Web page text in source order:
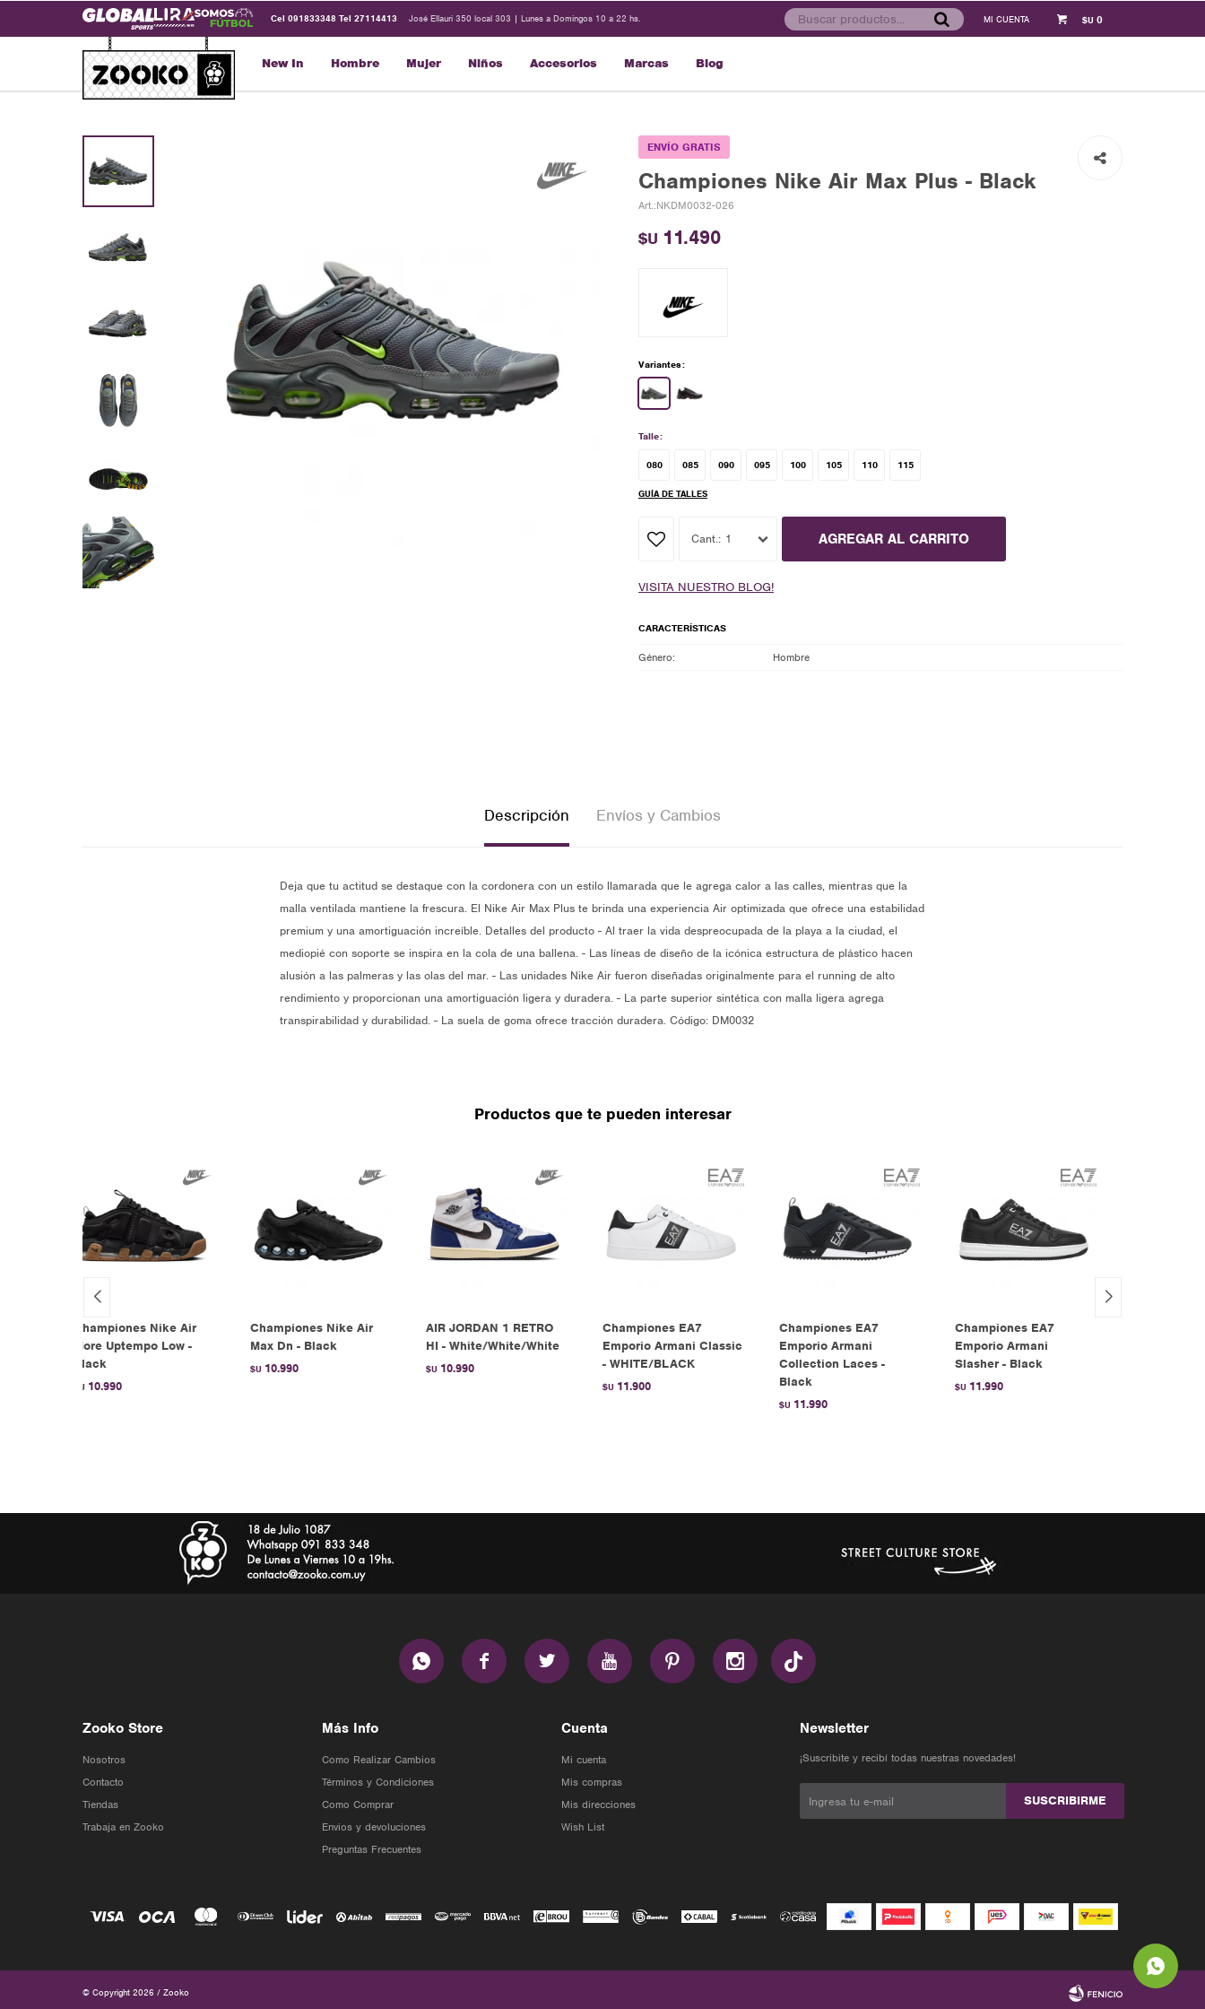
New In Hombre Mujer Niños Accesorios Marcas Blog
$U 0
Cel 091833348 Tel 27114413 José Ellauri 350 local 303 | Lunes a Domingos 10 a 22 hs.
ENVÍO GRATIS
Championes Nike Air Max Plus - Black
NKDM0032-026
$U 11.490
Variantes:
Talle:
080 085 090 095 100 105 110 115
GUÍA DE TALLES
1 AGREGAR AL CARRITO
VISITA NUESTRO BLOG!
CARACTERÍSTICAS
Género Hombre
Descripción Envíos y Cambios
Deja que tu actitud se destaque con la cordonera con un estilo llamarada que le agrega calor a las calles, mientras que la
malla ventilada mantiene la frescura. El Nike Air Max Plus te brinda una experiencia Air optimizada que ofrece una estabilidad
premium y una amortiguación increíble. Detalles del producto - Al traer la vida despreocupada de la playa a la ciudad, el
mediopié con soporte se inspira en la cola de una ballena. - Las líneas de diseño de la icónica estructura de plástico hacen
alusión a las palmeras y las olas del mar. - Las unidades Nike Air fueron diseñadas originalmente para el running de alto
rendimiento y proporcionan una amortiguación ligera y duradera. - La parte superior sintética con malla ligera agrega
transpirabilidad y durabilidad. - La suela de goma ofrece tracción duradera. Código: DM0032
Productos que te pueden interesar
Championes Nike Air
More Uptempo Low -
Black
$U 10.990
Championes Nike Air
Max Dn - Black
$U 10.990
AIR JORDAN 1 RETRO
HI - White/White/White
$U 10.990
Championes EA7
Emporio Armani Classic
- WHITE/BLACK
$U 11.900
Championes EA7
Emporio Armani
Collection Laces -
Black
$U 11.990
Championes EA7
Emporio Armani
Slasher - Black
$U 11.990
     
Zooko Store
Nosotros
Contacto
Tiendas
Trabaja en Zooko
Más Info
Como Realizar Cambios
Términos y Condiciones
Como Comprar
Envios y devoluciones
Preguntas Frecuentes
Cuenta
Mi cuenta
Mis compras
Mis direcciones
Wish List
Newsletter
¡Suscribite y recibí todas nuestras novedades!
SUSCRIBIRME
© Copyright 2026 / Zooko